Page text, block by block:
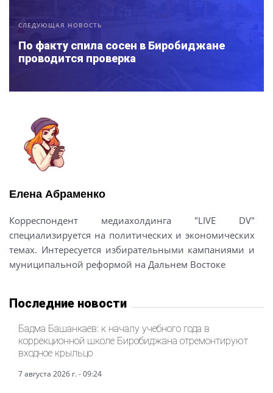
СЛЕДУЮЩАЯ НОВОСТЬ
По факту спила сосен в Биробиджане
проводится проверка
Елена Абраменко
Корреспондент медиахолдинга "LIVE DV"
специализируется на политических и экономических
темах. Интересуется избирательными кампаниями и
муниципальной реформой на Дальнем Востоке
Последние новости
Бадма Башанкаев: к началу учебного года в
коррекционной школе Биробиджана отремонтируют
входное крыльцо
7 августа 2026 г. - 09:24